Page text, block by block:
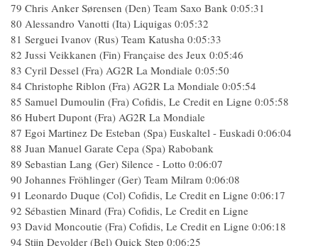
79 Chris Anker Sørensen (Den) Team Saxo Bank 0:05:31
80 Alessandro Vanotti (Ita) Liquigas 0:05:32
81 Serguei Ivanov (Rus) Team Katusha 0:05:33
82 Jussi Veikkanen (Fin) Française des Jeux 0:05:46
83 Cyril Dessel (Fra) AG2R La Mondiale 0:05:50
84 Christophe Riblon (Fra) AG2R La Mondiale 0:05:54
85 Samuel Dumoulin (Fra) Cofidis, Le Credit en Ligne 0:05:58
86 Hubert Dupont (Fra) AG2R La Mondiale
87 Egoi Martinez De Esteban (Spa) Euskaltel - Euskadi 0:06:04
88 Juan Manuel Garate Cepa (Spa) Rabobank
89 Sebastian Lang (Ger) Silence - Lotto 0:06:07
90 Johannes Fröhlinger (Ger) Team Milram 0:06:08
91 Leonardo Duque (Col) Cofidis, Le Credit en Ligne 0:06:17
92 Sébastien Minard (Fra) Cofidis, Le Credit en Ligne
93 David Moncoutie (Fra) Cofidis, Le Credit en Ligne 0:06:18
94 Stijn Devolder (Bel) Quick Step 0:06:25